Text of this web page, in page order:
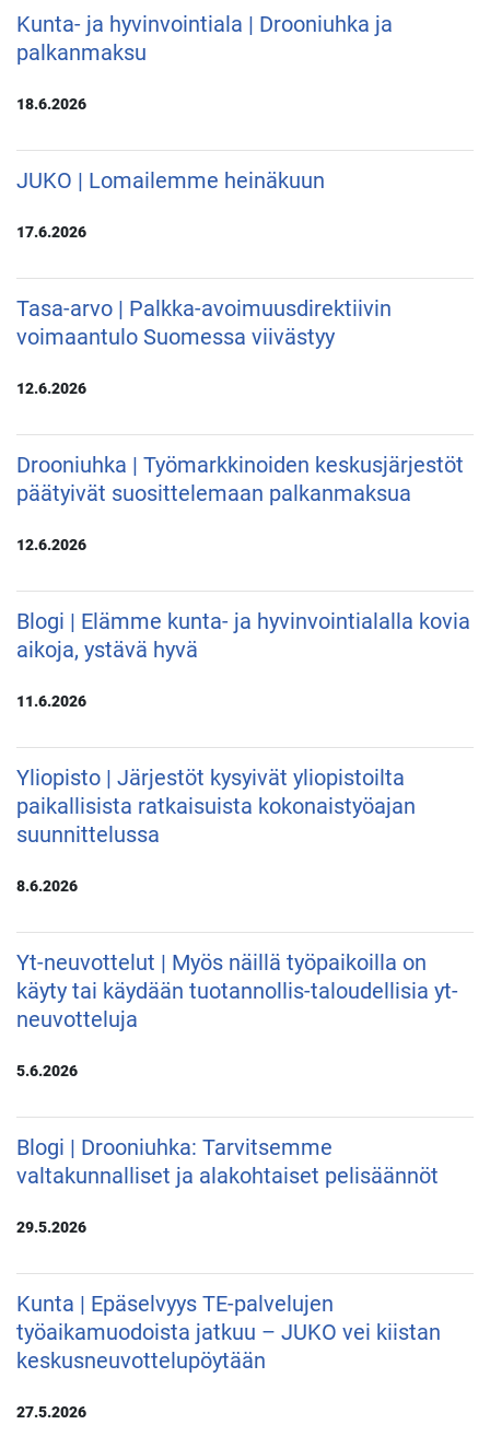
Kunta- ja hyvinvointiala | Drooniuhka ja
palkanmaksu
18.6.2026
JUKO | Lomailemme heinäkuun
17.6.2026
Tasa-arvo | Palkka-avoimuusdirektiivin
voimaantulo Suomessa viivästyy
12.6.2026
Drooniuhka | Työmarkkinoiden keskusjärjestöt
päätyivät suosittelemaan palkanmaksua
12.6.2026
Blogi | Elämme kunta- ja hyvinvointialalla kovia
aikoja, ystävä hyvä
11.6.2026
Yliopisto | Järjestöt kysyivät yliopistoilta
paikallisista ratkaisuista kokonaistyöajan
suunnittelussa
8.6.2026
Yt-neuvottelut | Myös näillä työpaikoilla on
käyty tai käydään tuotannollis-taloudellisia yt-
neuvotteluja
5.6.2026
Blogi | Drooniuhka: Tarvitsemme
valtakunnalliset ja alakohtaiset pelisäännöt
29.5.2026
Kunta | Epäselvyys TE-palvelujen
työaikamuodoista jatkuu – JUKO vei kiistan
keskusneuvottelupöytään
27.5.2026